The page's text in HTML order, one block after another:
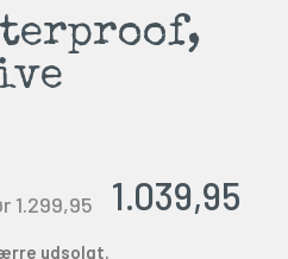
1.039,95
1.299,95
udsolgt.